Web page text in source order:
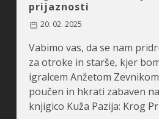
prijaznosti
20. 02. 2025
Vabimo vas, da se nam
za otroke in starše, kjer
igralcem Anžetom
poučen in hkrati zabaven
knjigico Kuža Pazija: Krog